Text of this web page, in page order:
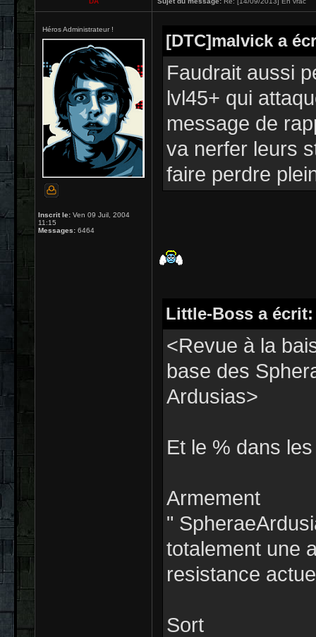
Héros Administrateur !
Inscrit le: Ven 09 Juil, 2004
11:15
Messages: 6464
[DTC]malvick a
Faudrait aussi
lvl45+ qui
message de
va nerfer leurs
faire perdre
Little-Boss a écrit:
<Revue à la
base des
Ardusias>
Et le % dans
Armement
"
totalement une
resistance
Sort